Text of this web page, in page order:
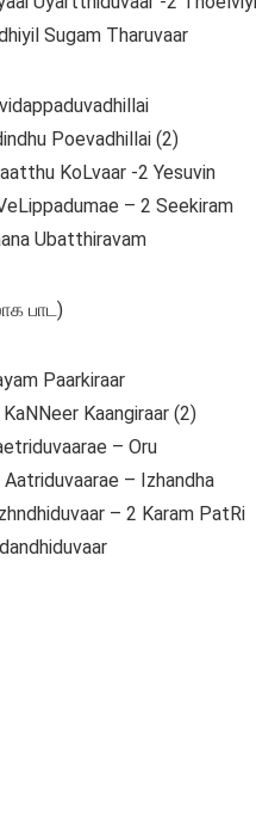
Sugam Tharuvaar
Poevadhillai (2)
KoLvaar -2 Yesuvin
– 2 Seekiram
Ubatthiravam
பாட)
Paarkiraar
Kaangiraar (2)
– Oru
– Izhandha
– 2 Karam PatRi